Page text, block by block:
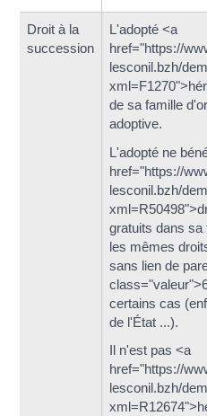
Droit à la
succession
L'adopté <a
href="https://
lesconil.bzh/
de sa famille
adoptive.
L'adopté ne
href="https://
lesconil.bzh/
gratuits dans sa
les mêmes
sans lien de
certains cas
de l'État ...).
Il n'est pas <a
href="https://
lesconil.bzh/